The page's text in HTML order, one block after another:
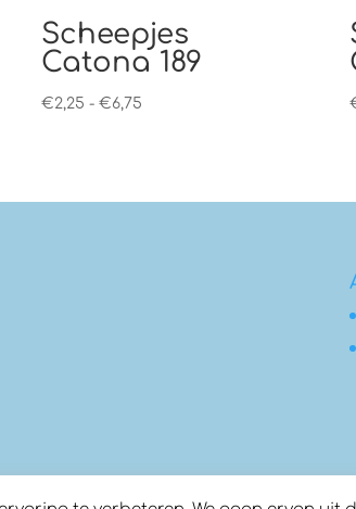
Scheepjes
Catona 189
€2,25 - €6,75Prijsklasse: